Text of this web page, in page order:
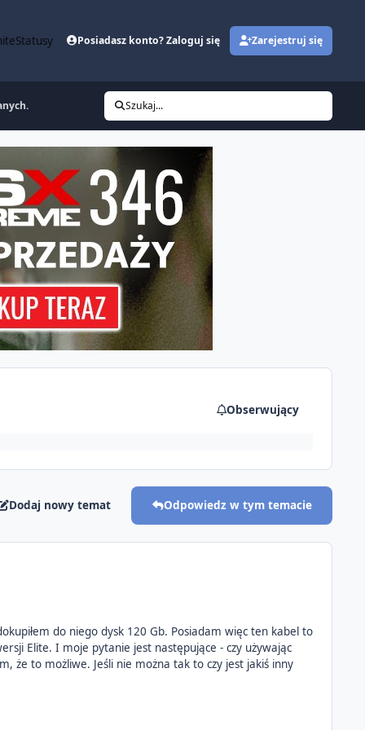
Statusy Posiadasz konto? Zaloguj się Zarejestruj się
Szukaj...
Obserwujący
Dodaj nowy temat Odpowiedz w tym temacie
do niego dysk 120 Gb. Posiadam więc ten kabel to
Elite. I moje pytanie jest następujące - czy używając
że to możliwe. Jeśli nie można tak to czy jest jakiś inny